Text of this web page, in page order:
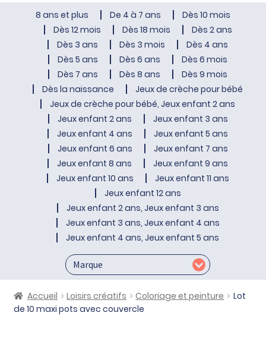
8 ans et plus De 4 à 7 ans
Dès 10 mois
Dès 12 mois
Dès 18 mois
Dès 2 ans
Dès 3 ans
Dès 3 mois
Dès 4 ans
Dès 5 ans
Dès 6 ans
Dès 6 mois
Dès 7 ans
Dès 8 ans
Dès 9 mois
Dès la naissance
Jeux de crèche pour bébé
Jeux de crèche pour bébé, Jeux enfant 2 ans
Jeux enfant 2 ans
Jeux enfant 3 ans
Jeux enfant 4 ans
Jeux enfant 5 ans
Jeux enfant 6 ans
Jeux enfant 7 ans
Jeux enfant 8 ans
Jeux enfant 9 ans
Jeux enfant 10 ans
Jeux enfant 11 ans
Jeux enfant 12 ans
Jeux enfant 2 ans, Jeux enfant 3 ans
Jeux enfant 3 ans, Jeux enfant 4 ans
Jeux enfant 4 ans, Jeux enfant 5 ans
Accueil Loisirs créatifs Coloriage et peinture
Lot
de 10 maxi pots avec couvercle